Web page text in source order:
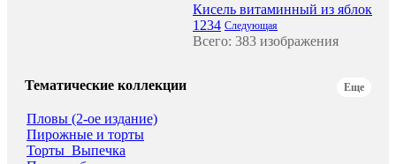
Кисель витаминный из яблок
1 234 Следующая
Всего: 383 изображения
Тематические коллекции Еще
Пловы (2-ое издание)
Пирожные и торты
Торты_Выпечка